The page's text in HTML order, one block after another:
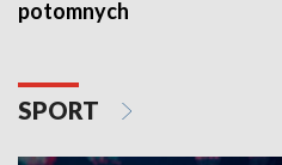
potomnych
SPORT